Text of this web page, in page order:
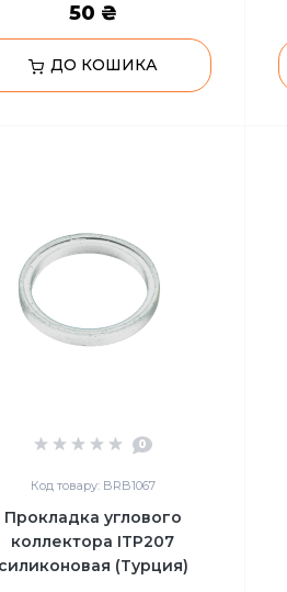
50 ₴
ДО КОШИКА
0
Код товару: BRB1067
Прокладка углового
коллектора ITP207
(Турция)